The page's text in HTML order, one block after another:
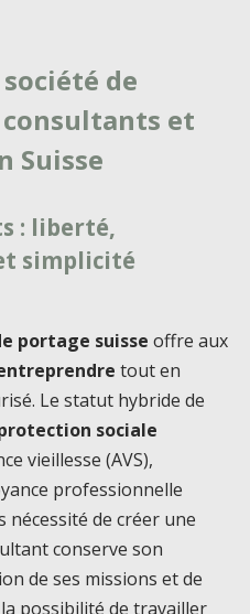
de
et
Suisse
: liberté,
simplicité
portage suisse offre aux
tout en
Le statut hybride de
sociale
vieillesse (AVS),
professionnelle
nécessité de créer une
conserve son
de ses missions et de
possibilité de travailler